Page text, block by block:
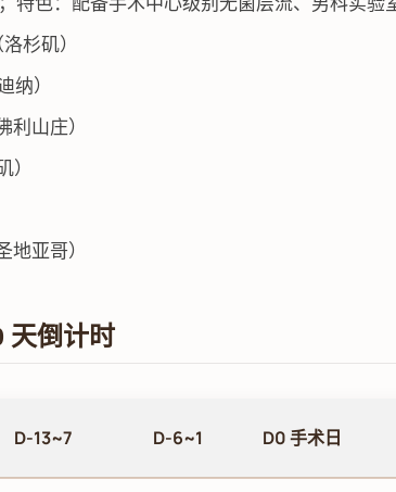
杉矶）
）
山庄）
亚哥）
天倒计时
D-13~7 D-6~1 D0 手术日